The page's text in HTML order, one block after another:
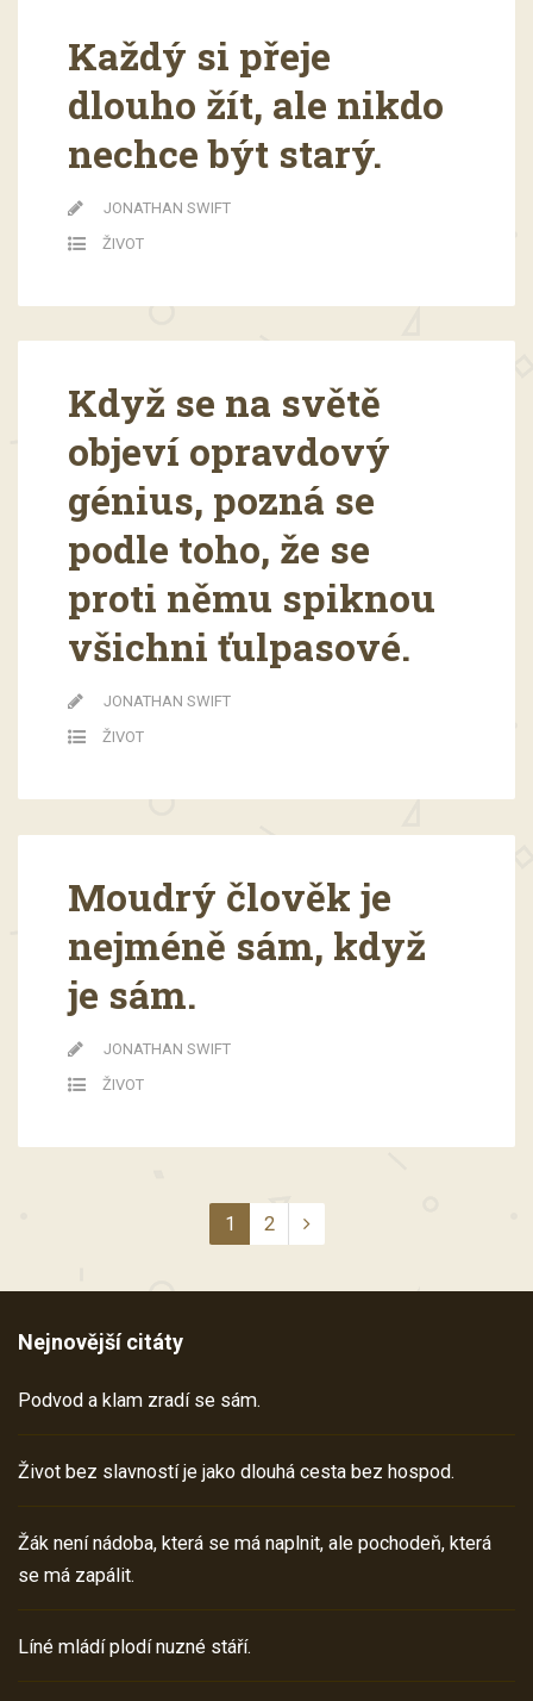
Každý si přeje
dlouho žít, ale nikdo
nechce být starý.
JONATHAN SWIFT
ŽIVOT
Když se na světě
objeví opravdový
génius, pozná se
podle toho, že se
proti němu spiknou
všichni ťulpasové.
JONATHAN SWIFT
ŽIVOT
Moudrý člověk je
nejméně sám, když
je sám.
JONATHAN SWIFT
ŽIVOT
1 2
Nejnovější citáty
Podvod a klam zradí se sám.
Život bez slavností je jako dlouhá cesta bez hospod.
Žák není nádoba, která se má naplnit, ale pochodeň, která
se má zapálit.
Líné mládí plodí nuzné stáří.